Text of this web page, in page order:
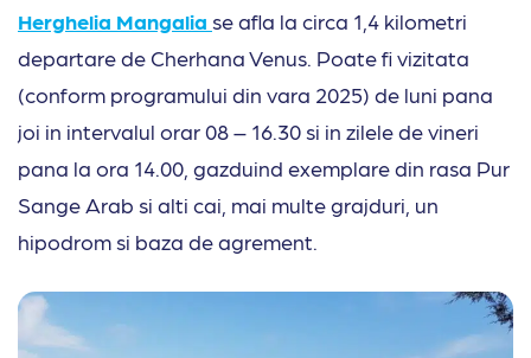
Herghelia Mangalia se afla la circa 1,4 kilometri
departare de Cherhana Venus. Poate fi vizitata
(conform programului din vara 2025) de luni pana
joi in intervalul orar 08 – 16.30 si in zilele de vineri
pana la ora 14.00, gazduind exemplare din rasa Pur
Sange Arab si alti cai, mai multe grajduri, un
hipodrom si baza de agrement.